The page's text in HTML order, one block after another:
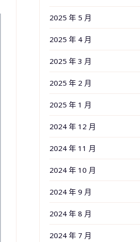
2025 年 5 月
2025 年 4 月
2025 年 3 月
2025 年 2 月
2025 年 1 月
2024 年 12 月
2024 年 11 月
2024 年 10 月
2024 年 9 月
2024 年 8 月
2024 年 7 月